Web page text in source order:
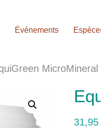
Événements
MicroMineral
31,95